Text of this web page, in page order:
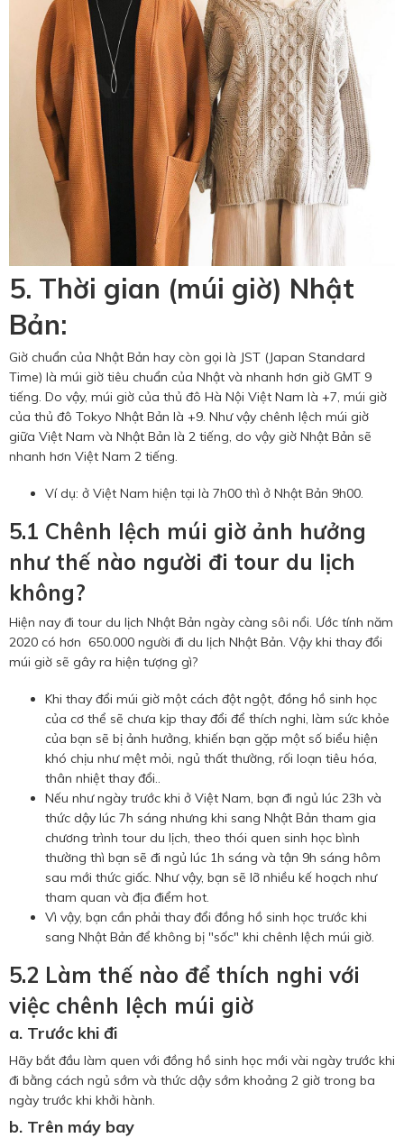
5. Thời gian (múi giờ) Nhật
Bản:
Giờ chuẩn của Nhật Bản hay còn gọi là JST (Japan Standard
Time) là múi giờ tiêu chuẩn của Nhật và nhanh hơn giờ GMT 9
tiếng. Do vậy, múi giờ của thủ đô Hà Nội Việt Nam là +7, múi giờ
của thủ đô Tokyo Nhật Bản là +9. Như vậy chênh lệch múi giờ
giữa Việt Nam và Nhật Bản là 2 tiếng, do vậy giờ Nhật Bản sẽ
nhanh hơn Việt Nam 2 tiếng.
Ví dụ: ở Việt Nam hiện tại là 7h00 thì ở Nhật Bản 9h00.
5.1 Chênh lệch múi giờ ảnh hưởng
như thế nào người đi tour du lịch
không?
Hiện nay đi tour du lịch Nhật Bản ngày càng sôi nổi. Ước tính năm
2020 có hơn 650.000 người đi du lịch Nhật Bản. Vậy khi thay đổi
múi giờ sẽ gây ra hiện tượng gì?
Khi thay đổi múi giờ một cách đột ngột, đồng hồ sinh học
của cơ thể sẽ chưa kịp thay đổi để thích nghi, làm sức khỏe
của bạn sẽ bị ảnh hưởng, khiến bạn gặp một số biểu hiện
khó chịu như mệt mỏi, ngủ thất thường, rối loạn tiêu hóa,
thân nhiệt thay đổi..
Nếu như ngày trước khi ở Việt Nam, bạn đi ngủ lúc 23h và
thức dậy lúc 7h sáng nhưng khi sang Nhật Bản tham gia
chương trình tour du lịch, theo thói quen sinh học bình
thường thì bạn sẽ đi ngủ lúc 1h sáng và tận 9h sáng hôm
sau mới thức giấc. Như vậy, bạn sẽ lỡ nhiều kế hoạch như
tham quan và địa điểm hot.
Vì vậy, bạn cần phải thay đổi đồng hồ sinh học trước khi
sang Nhật Bản để không bị "sốc" khi chênh lệch múi giờ.
5.2 Làm thế nào để thích nghi với
việc chênh lệch múi giờ
a. Trước khi đi
Hãy bắt đầu làm quen với đồng hồ sinh học mới vài ngày trước khi
đi bằng cách ngủ sớm và thức dậy sớm khoảng 2 giờ trong ba
ngày trước khi khởi hành.
b. Trên máy bay